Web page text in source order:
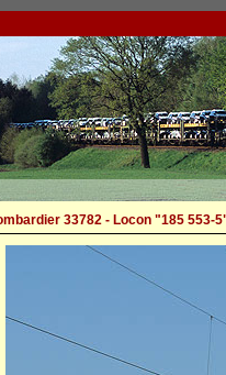
33782 - Locon "185 553-